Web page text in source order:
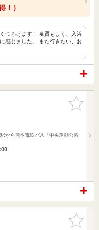
！）
つろげます！ 泉質もよく、入浴
感じました。 また行きたい、お
お気に入
りに追加
から熊本電鉄バス「中央運動公園
お気に入
りに追加